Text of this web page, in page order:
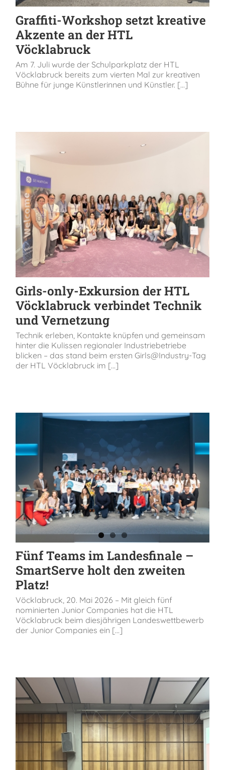
Graffiti-Workshop setzt kreative
Akzente an der HTL
Vöcklabruck
Am 7. Juli wurde der Schulparkplatz der HTL
Vöcklabruck bereits zum vierten Mal zur kreativen
Bühne für junge Künstlerinnen und Künstler. [...]
Girls-only-Exkursion der HTL
Vöcklabruck verbindet Technik
und Vernetzung
Technik erleben, Kontakte knüpfen und gemeinsam
hinter die Kulissen regionaler Industriebetriebe
blicken – das stand beim ersten Girls@Industry-Tag
der HTL Vöcklabruck im [...]
Fünf Teams im Landesfinale –
SmartServe holt den zweiten
Platz!
Vöcklabruck, 20. Mai 2026 – Mit gleich fünf
nominierten Junior Companies hat die HTL
Vöcklabruck beim diesjährigen Landeswettbewerb
der Junior Companies ein [...]